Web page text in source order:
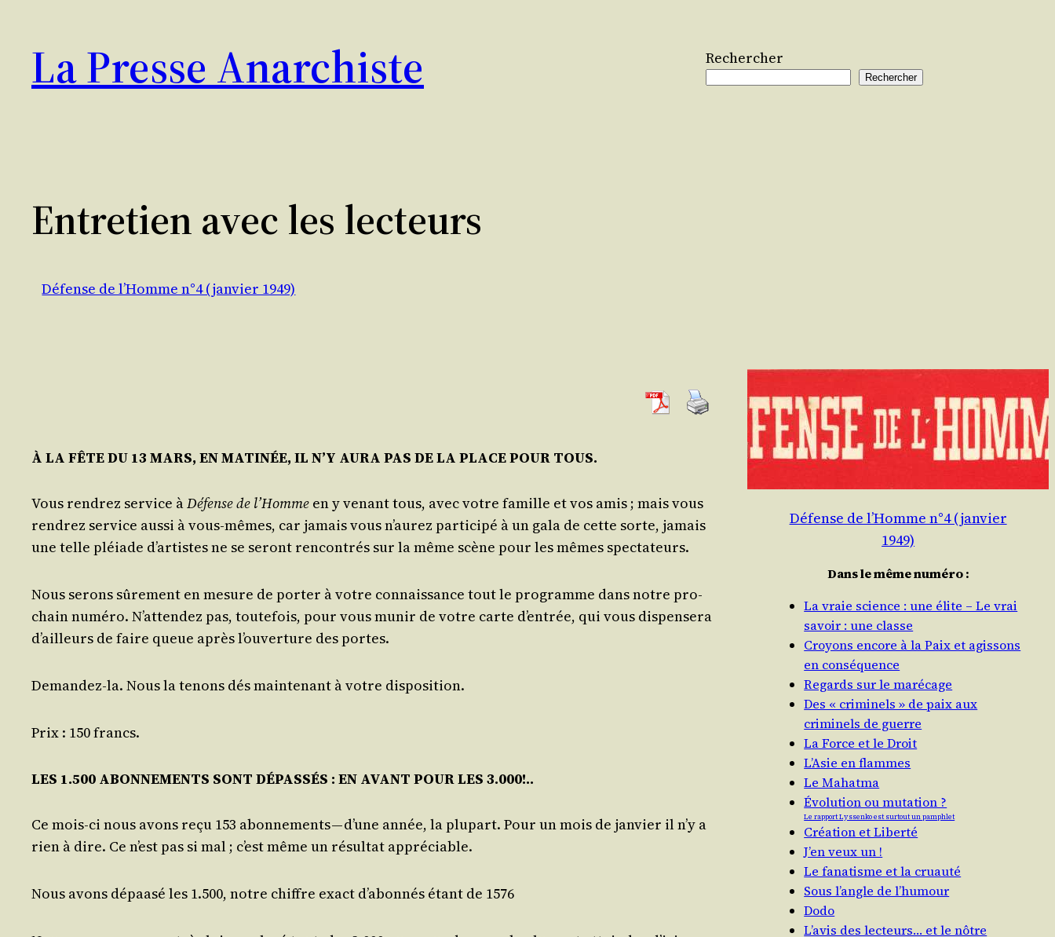
contenu
La Presse Anarchiste Rechercher
Rechercher
Entretien avec les lecteurs
Défense de l’Homme n°4 (janvier 1949)
À LA FÊTE DU 13 MARS, EN MATINÉE, IL N’Y AURA PAS DE LA PLACE POUR TOUS.
Vous ren­drez ser­vice àDéfense de l’Homme en y venant tous, avec votre famille et vos amis ; mais vous
ren­drez ser­vice aus­si à vous-mêmes, car jamais vous n’au­rez par­ti­ci­pé à un gala de cette sorte, jamais
une telle pléiade d’artistes ne se seront ren­con­trés sur la même scène pour les mêmes spectateurs.
Nous serons sûre­ment en mesure de por­ter à votre connais­sance tout le pro­gramme dans notre pro­
chain numé­ro. N’at­ten­dez pas, tou­te­fois, pour vous munir de votre carte d’en­trée, qui vous dis­pen­se­ra
d’ailleurs de faire queue après l’ou­ver­ture des portes.
Deman­dez-la. Nous la tenons dés main­te­nant à votre disposition.
Prix : 150 francs.
LES 1.500 ABONNEMENTS SONT DÉPASSÉS : EN AVANT POUR LES 3.000!..
Ce mois-ci nous avons reçu 153 abon­ne­ments — d’une année, la plu­part. Pour un mois de jan­vier il n’y a
rien à dire. Ce n’est pas si mal ; c’est même un résul­tat appréciable.
Nous avons dépaa­sé les 1.500, notre chiffre exact d’a­bon­nés étant de 1576
Défense de l’Homme n°4 (janvier
1949)
Dans le même numéro :
La vraie science : une élite – Le vrai
savoir : une classe
Croyons encore à la Paix et agissons
en conséquence
Regards sur le marécage
Des « criminels » de paix aux
criminels de guerre
La Force et le Droit
L’Asie en flammes
Le Mahatma
Évolution ou mutation ?
Le rapport Lyssenko est surtout un pamphlet
Création et Liberté
J’en veux un !
Le fanatisme et la cruauté
Sous l’angle de l’humour
Dodo
L’avis des lecteurs… et le nôtre